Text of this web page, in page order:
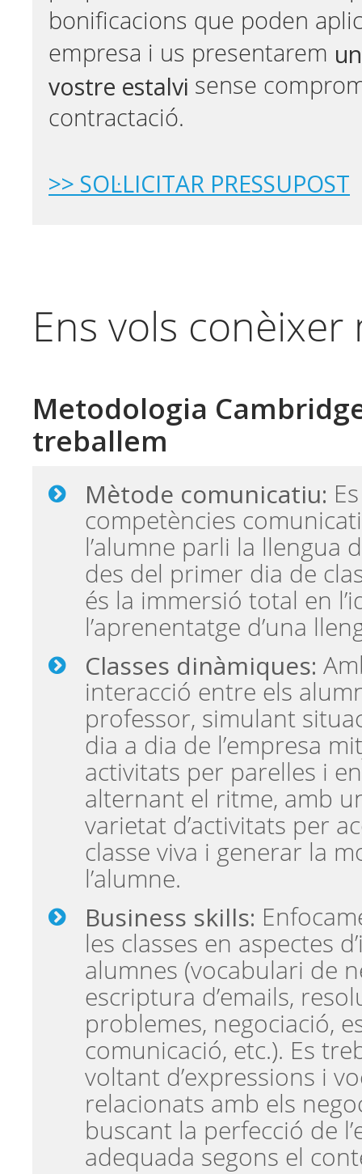
bonificacions que poden
empresa i us presentarem
vostre estalvi sense
contractació.
>> SOL·LICITAR PRESSUPOST
Ens vols conèixer
Metodologia
treballem
Mètode comunicatiu:
competències
l’alumne parli la llengua
des del primer dia de
és la immersió total en
l’aprenentatge d’una
Classes dinàmiques:
interacció entre els
professor, simulant
dia a dia de l’empresa
activitats per parelles i
alternant el ritme, amb
varietat d’activitats per
classe viva i generar la
l’alumne.
Business skills:
les classes en aspectes
alumnes (vocabulari de
escriptura d’emails,
problemes, negociació,
comunicació, etc.). Es
voltant d’expressions i
relacionats amb els
buscant la perfecció de
adequada segons el